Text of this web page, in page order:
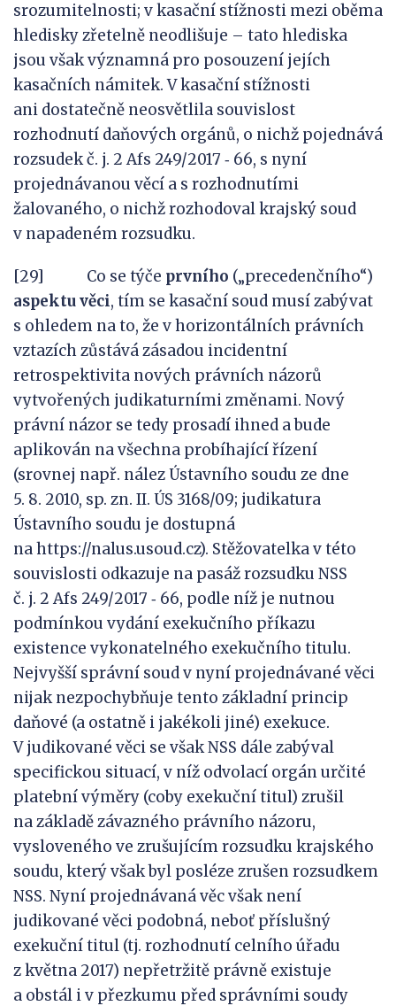
srozumitelnosti; v kasační stížnosti mezi oběma
hledisky zřetelně neodlišuje – tato hlediska
jsou však významná pro posouzení jejích
kasačních námitek. V kasační stížnosti
ani dostatečně neosvětlila souvislost
rozhodnutí daňových orgánů, o nichž pojednává
rozsudek č. j. 2 Afs 249/2017 ‑ 66, s nyní
projednávanou věcí a s rozhodnutími
žalovaného, o nichž rozhodoval krajský soud
v napadeném rozsudku.
[29] Co se týče prvního („precedenčního“)
aspektu věci, tím se kasační soud musí zabývat
s ohledem na to, že v horizontálních právních
vztazích zůstává zásadou incidentní
retrospektivita nových právních názorů
vytvořených judikaturními změnami. Nový
právní názor se tedy prosadí ihned a bude
aplikován na všechna probíhající řízení
(srovnej např. nález Ústavního soudu ze dne
5. 8. 2010, sp. zn. II. ÚS 3168/09; judikatura
Ústavního soudu je dostupná
na https://nalus.usoud.cz). Stěžovatelka v této
souvislosti odkazuje na pasáž rozsudku NSS
č. j. 2 Afs 249/2017 ‑ 66, podle níž je nutnou
podmínkou vydání exekučního příkazu
existence vykonatelného exekučního titulu.
Nejvyšší správní soud v nyní projednávané věci
nijak nezpochybňuje tento základní princip
daňové (a ostatně i jakékoli jiné) exekuce.
V judikované věci se však NSS dále zabýval
specifickou situací, v níž odvolací orgán určité
platební výměry (coby exekuční titul) zrušil
na základě závazného právního názoru,
vysloveného ve zrušujícím rozsudku krajského
soudu, který však byl posléze zrušen rozsudkem
NSS. Nyní projednávaná věc však není
judikované věci podobná, neboť příslušný
exekuční titul (tj. rozhodnutí celního úřadu
z května 2017) nepřetržitě právně existuje
a obstál i v přezkumu před správními soudy